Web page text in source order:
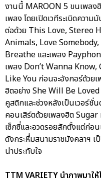
งานนี้ MAROON 5 ขนเพลง
เพลง โดยเปิดเวทีระเบิดคว
ต่อด้วย This Love, Stereo
Animals, Love
Breathe และเพลง
เพลง Don’t Wanna
Like You ก่อนจะอังกอร์ด้วย
ฮิตอย่าง She Will Be Loved
คูสติกและช่วงหลังเป็นเวอร์
คอนเสิร์ตด้วยเพลงฮิต
เซ็กซี่และอวดรอยสักตั้งแต่ก่อ
ดังกระหึ่มสนามราชมังคลาฯ
น่าประทับใจ
TTM VARIETY นำภาพมาใ